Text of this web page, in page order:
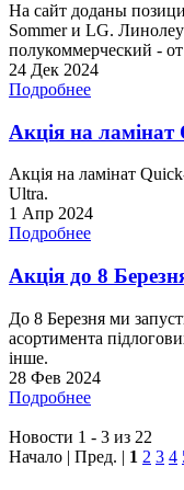
На сайт доданы
Sommer и LG.
полукоммерческий -
24 Дек 2024
Подробнее
Акція на ламінат
Акція на ламінат
Ultra.
1 Апр 2024
Подробнее
Акція до 8
До 8 Березня ми
асортимента
інше.
28 Фев 2024
Подробнее
Новости 1 - 3 из 22
Начало | Пред. | 1 2 3 4